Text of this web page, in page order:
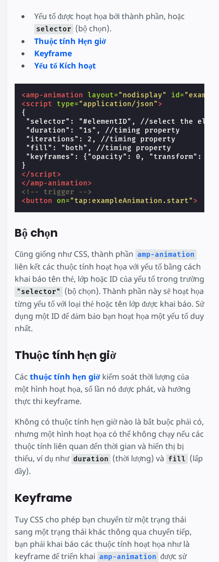
Yếu tố được hoạt họa bởi thành phần, hoặc
selector (bộ chọn).
Thuộc tính Hẹn giờ
Keyframe
Yếu tố Kích hoạt
<amp-animation layout="nodisplay" id=
<script
type="application/json">
{
"selector": "#elementID", //select the
"duration": "1s", //timing property
"iterations": 2, //timing property
"fill": "both", //timing property
"keyframes": {"opacity": 0, "transform":
</script>
</amp-animation>
<!-- trigger -->
<button
on="tap:exampleAnimation.start">
Bộ chọn
Cũng giống như CSS, thành phần amp-animation
liên kết các thuộc tính hoạt họa với yếu tố bằng cách
khai báo tên thẻ, lớp hoặc ID của yếu tố trong trường
"selector"
(bộ chọn). Thành phần này sẽ hoạt họa
từng yếu tố với loại thẻ hoặc tên lớp được khai báo. Sử
dụng một ID để đảm bảo bạn hoạt họa một yếu tố duy
nhất.
Thuộc tính hẹn giờ
Các thuộc tính hẹn giờ kiểm soát thời lượng của
một hình hoạt họa, số lần nó được phát, và hướng
thực thi keyframe.
Không có thuộc tính hẹn giờ nào là bắt buộc phải có,
nhưng một hình hoạt họa có thể không chạy nếu các
thuộc tính liên quan đến thời gian và hiển thị bị
thiếu, ví dụ như duration (thời lượng) và fill (lấp
đầy).
Keyframe
Tuy CSS cho phép bạn chuyển từ một trạng thái
sang một trạng thái khác thông qua chuyển tiếp,
bạn phải khai báo các thuộc tính hoạt họa như là
keyframe để triển khai amp-animation được sử